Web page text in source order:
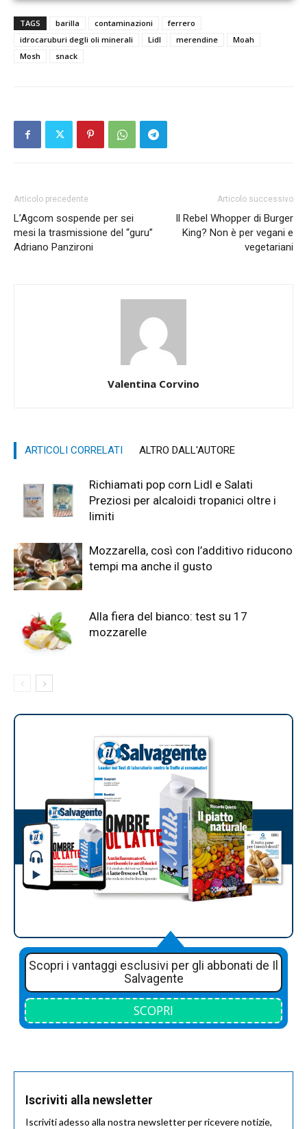
TAGS barilla contaminazioni
ferrero
idrocaruburi degli oli minerali
Lidl merendine
Moah
Mosh
snack
Articolo precedente
L’Agcom sospende per sei
mesi la trasmissione del “guru”
Adriano Panzironi
Articolo successivo
Il Rebel Whopper di Burger
King? Non è per vegani e
vegetariani
Valentina Corvino
ARTICOLI CORRELATI ALTRO DALL'AUTORE
Richiamati pop corn Lidl e Salati
Preziosi per alcaloidi tropanici oltre i
limiti
Mozzarella, così con l’additivo riducono
tempi ma anche il gusto
Alla fiera del bianco: test su 17
mozzarelle
Scopri i vantaggi esclusivi per gli abbonati de Il
Salvagente
SCOPRI
Iscriviti alla newsletter
Iscriviti adesso alla nostra newsletter per ricevere notizie,